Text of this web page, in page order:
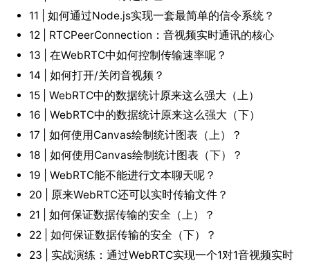
11 | 如何通过Node.js实现一套最简单的信令系统？
12 | RTCPeerConnection：音视频实时通讯的核心
13 | 在WebRTC中如何控制传输速率呢？
14 | 如何打开/关闭音视频？
15 | WebRTC中的数据统计原来这么强大（上）
16 | WebRTC中的数据统计原来这么强大（下）
17 | 如何使用Canvas绘制统计图表（上）？
18 | 如何使用Canvas绘制统计图表（下）？
19 | WebRTC能不能进行文本聊天呢？
20 | 原来WebRTC还可以实时传输文件？
21 | 如何保证数据传输的安全（上）？
22 | 如何保证数据传输的安全（下）？
23 | 实战演练：通过WebRTC实现一个1对1音视频实时